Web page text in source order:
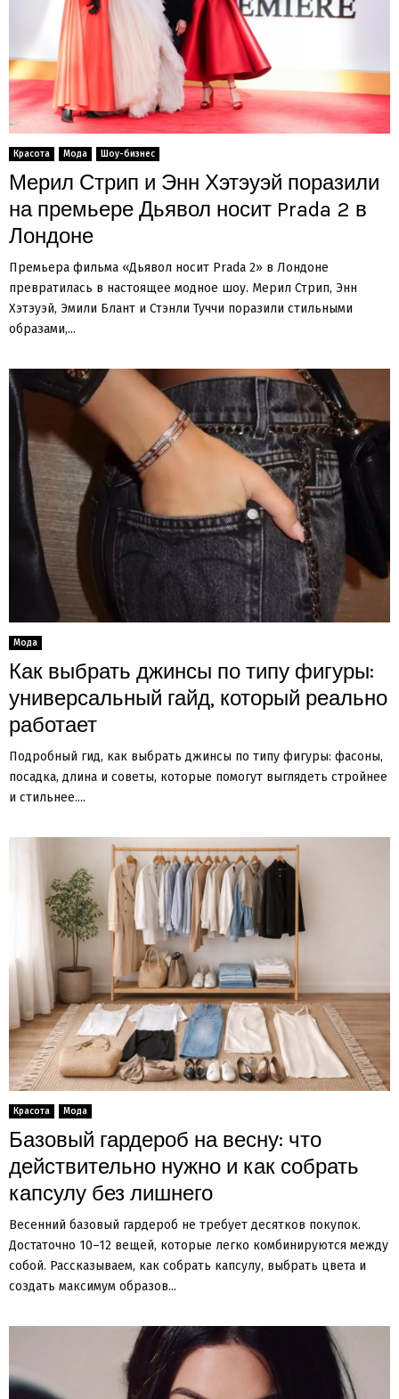
Красота Мода Шоу-бизнес
Мерил Стрип и Энн Хэтэуэй поразили
на премьере Дьявол носит Prada 2 в
Лондоне
Премьера фильма «Дьявол носит Prada 2» в Лондоне
превратилась в настоящее модное шоу. Мерил Стрип, Энн
Хэтэуэй, Эмили Блант и Стэнли Туччи поразили стильными
образами,...
Мода
Как выбрать джинсы по типу фигуры:
универсальный гайд, который реально
работает
Подробный гид, как выбрать джинсы по типу фигуры: фасоны,
посадка, длина и советы, которые помогут выглядеть стройнее
и стильнее....
Красота Мода
Базовый гардероб на весну: что
действительно нужно и как собрать
капсулу без лишнего
Весенний базовый гардероб не требует десятков покупок.
Достаточно 10–12 вещей, которые легко комбинируются между
собой. Рассказываем, как собрать капсулу, выбрать цвета и
создать максимум образов...